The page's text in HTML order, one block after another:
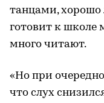
танцами, хорошо
готовит к школе
много читают.
«Но при
что слух